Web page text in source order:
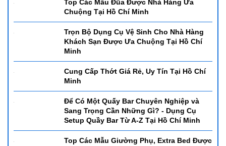
Tại Hồ Chí Minh
Cung Cấp Khay Cơm Inox Giá Rẻ, Uy Tín
Top Các Mẫu Đũa Được Nhà Hàng Ưa
Chuộng Tại Hồ Chí Minh
Trọn Bộ Dụng Cụ Vệ Sinh Cho Nhà Hàng